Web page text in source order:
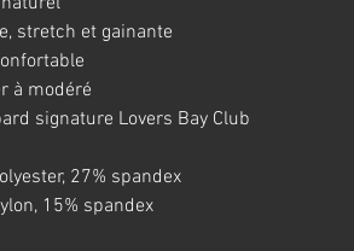
stretch et gainante
à modéré
signature Lovers Bay Club
27% spandex
15% spandex